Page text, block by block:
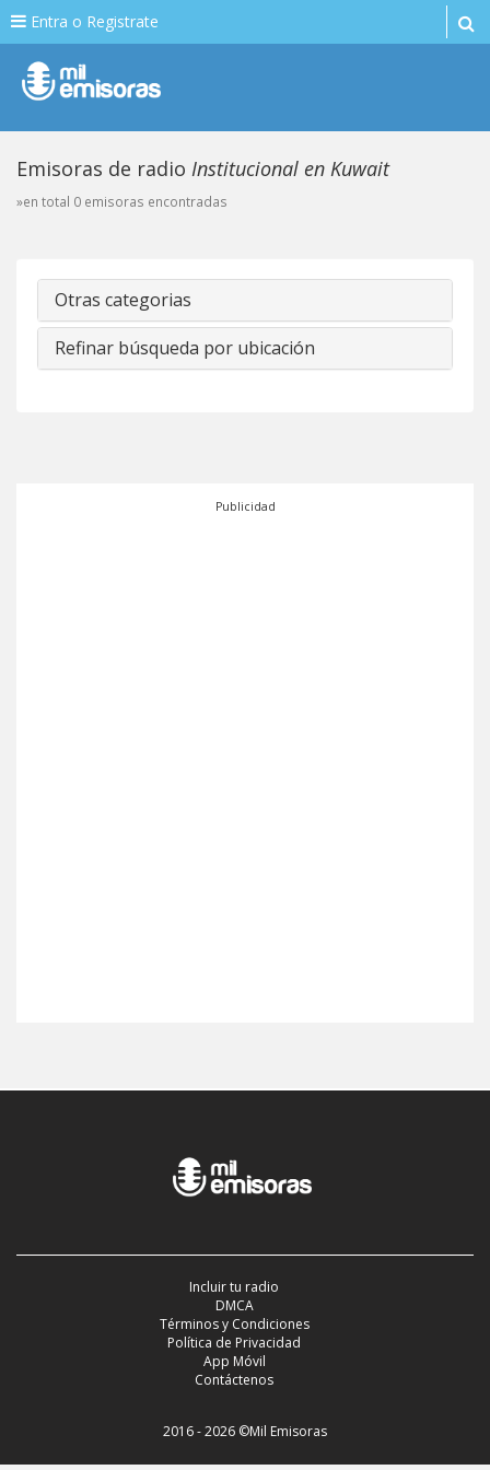
Entra o Registrate
Emisoras de radio Institucional en Kuwait
»en total 0 emisoras encontradas
Otras categorias
Refinar búsqueda por ubicación
Publicidad
Incluir tu radio
DMCA
Términos y Condiciones
Política de Privacidad
App Móvil
Contáctenos
2016 - 2026 ©Mil Emisoras